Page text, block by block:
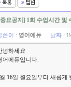
요공지] 1회 수업시간 및
쓴이 : 영어에듀 날짜 :
녕하세요
어에듀입니다.
16일 월요일부터 새롭게